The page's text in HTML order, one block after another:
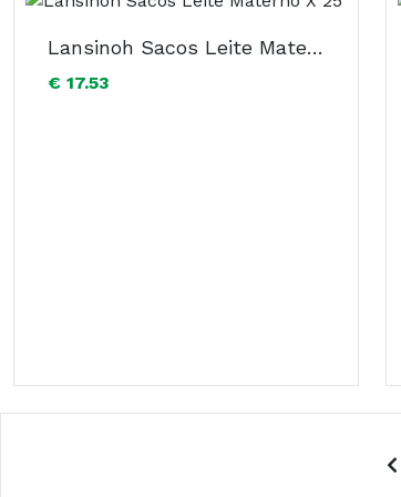
Lansinoh Sacos Leite Materno X 25
€ 17.53